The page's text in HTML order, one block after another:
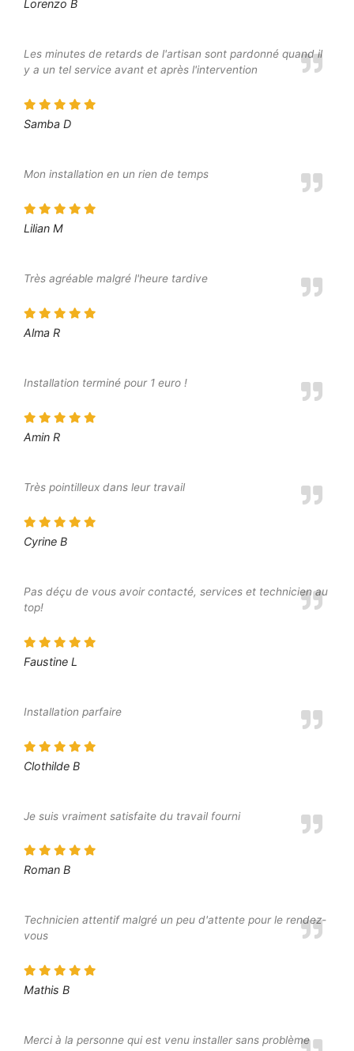
Lorenzo B
Les minutes de retards de l'artisan sont pardonné quand il
y a un tel service avant et après l'intervention
Samba D
Mon installation en un rien de temps
Lilian M
Très agréable malgré l'heure tardive
Alma R
Installation terminé pour 1 euro !
Amin R
Très pointilleux dans leur travail
Cyrine B
Pas déçu de vous avoir contacté, services et technicien au
top!
Faustine L
Installation parfaire
Clothilde B
Je suis vraiment satisfaite du travail fourni
Roman B
Technicien attentif malgré un peu d'attente pour le rendez-
vous
Mathis B
Merci à la personne qui est venu installer sans problème